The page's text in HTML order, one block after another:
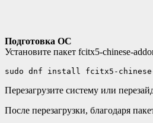
Подготовка ОС
Установите пакет fcitx5-chinese-
sudo dnf install fcitx5-chinese-
Перезагрузите систему или
После перезагрузки, благодаря